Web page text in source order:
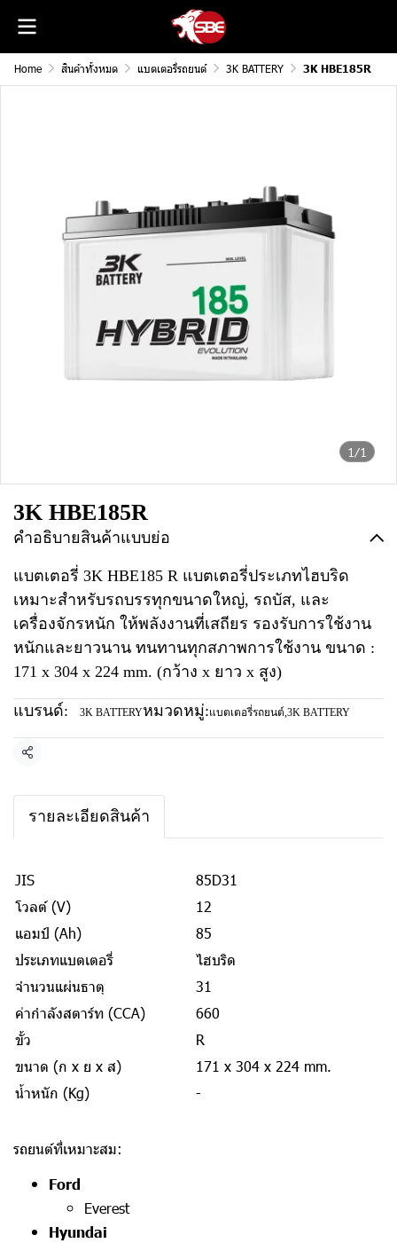
Home สินค้าทั้งหมด แบตเตอรี่รถยนต์ 3K BATTERY 3K HBE185R
1/1
3K HBE185R
คำอธิบายสินค้าแบบย่อ
แบตเตอรี่ 3K HBE185 R แบตเตอรี่ประเภทไฮบริด
เหมาะสำหรับรถบรรทุกขนาดใหญ่, รถบัส, และ
เครื่องจักรหนัก ให้พลังงานที่เสถียร รองรับการใช้งาน
หนักและยาวนาน ทนทานทุกสภาพการใช้งาน ขนาด :
171 x 304 x 224 mm. (กว้าง x ยาว x สูง)
แบรนด์: 3K BATTERYหมวดหมู่:แบตเตอรี่รถยนต์,3K BATTERY
แชร์
รายละเอียดสินค้า
JIS
85D31
โวลต์ (V)
12
แอมป์ (Ah)
85
ประเภทแบตเตอรี่
ไฮบริด
จำนวนแผ่นธาตุ
31
ค่ากำลังสตาร์ท (CCA)
660
ขั้ว
R
ขนาด (ก x ย x ส)
171 x 304 x 224 mm.
น้ำหนัก (Kg)
-
รถยนต์ที่เหมาะสม:
Ford
Everest
Hyundai